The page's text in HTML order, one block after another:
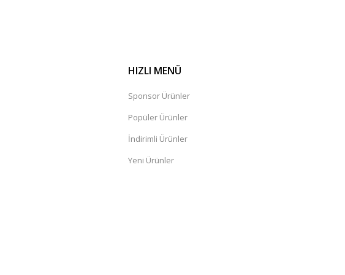
HIZLI MENÜ
Sponsor Ürünler
Popüler Ürünler
İndirimli Ürünler
Yeni Ürünler